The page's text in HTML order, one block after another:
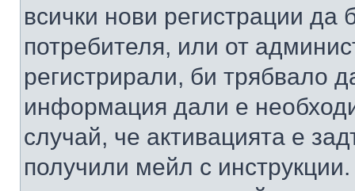
всички нови регистрации да
потребителя, или от
регистрирали, би трябвало
информация дали е
случай, че активацията е
получили мейл с